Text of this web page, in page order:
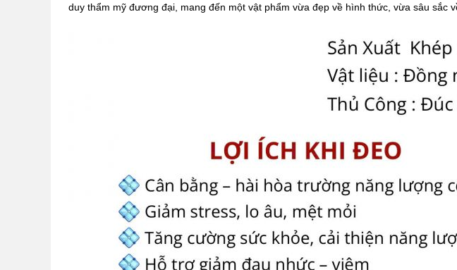
duy thẩm mỹ đương đại, mang đến một vật phẩm vừa đẹp về hình thức, vừa sâu sắc